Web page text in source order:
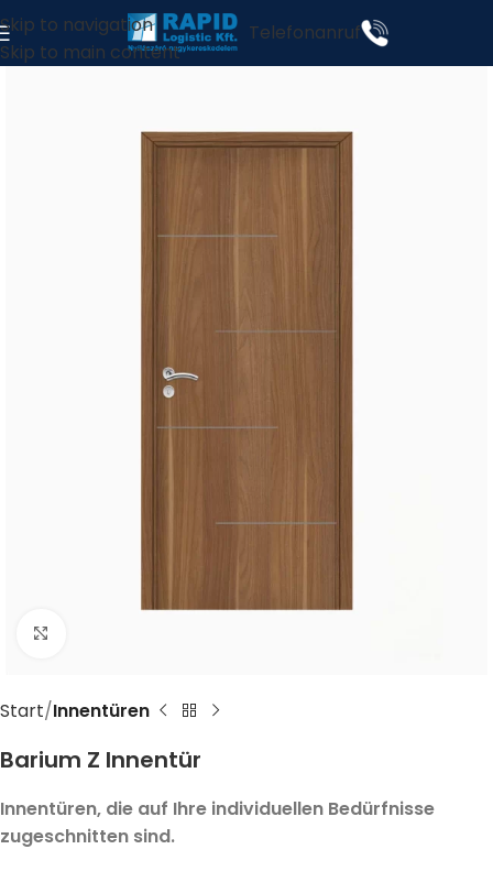
Skip to navigation
Skip to main content
Telefonanruf
Start Innentüren
Barium Z Innentür
Innentüren, die auf Ihre individuellen Bedürfnisse
zugeschnitten sind.